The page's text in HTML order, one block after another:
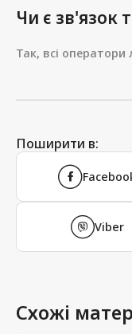
Чи є зв'язок
Так, всі оператори
Поширити в:
Viber
Схожі